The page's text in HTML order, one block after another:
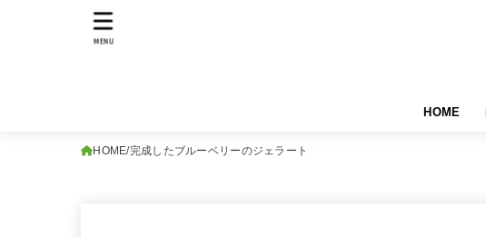
HOME
MENU
HOME 完成したブルーベリーのジェラート